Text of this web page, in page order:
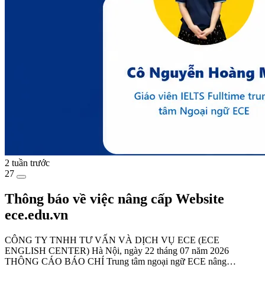
2 tuần trước
27
Thông báo về việc nâng cấp Website
ece.edu.vn
CÔNG TY TNHH TƯ VẤN VÀ DỊCH VỤ ECE (ECE
ENGLISH CENTER) Hà Nội, ngày 22 tháng 07 năm 2026
THÔNG CÁO BÁO CHÍ Trung tâm ngoại ngữ ECE nâng…